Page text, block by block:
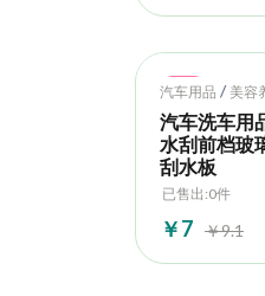
Hot
汽车用品 / 美容
汽车洗车用
水刮前档玻
刮水板
已售出:0件
￥7 ￥9.1